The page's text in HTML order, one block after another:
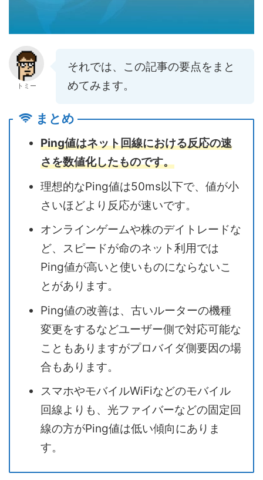
トミー
それでは、この記事の要点をまと
めてみます。
まとめ
Ping値はネット回線における反応の速
さを数値化したものです。
理想的なPing値は50ms以下で、値が小
さいほどより反応が速いです。
オンラインゲームや株のデイトレードな
ど、スピードが命のネット利用では
Ping値が高いと使いものにならないこ
とがあります。
Ping値の改善は、古いルーターの機種
変更をするなどユーザー側で対応可能な
こともありますがプロバイダ側要因の場
合もあります。
スマホやモバイルWiFiなどのモバイル
回線よりも、光ファイバーなどの固定回
線の方がPing値は低い傾向にありま
す。